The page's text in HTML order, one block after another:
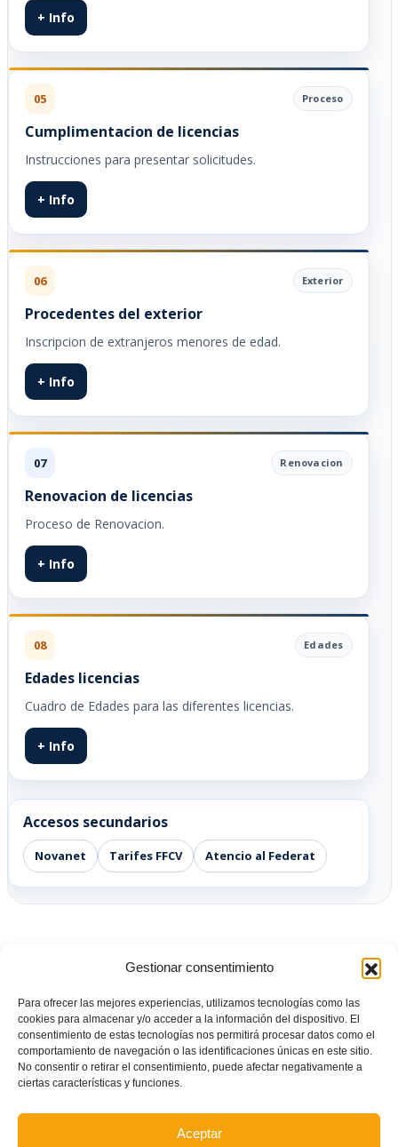
Gestionar consentimiento
Para ofrecer las mejores experiencias, utilizamos tecnologías como las
cookies para almacenar y/o acceder a la información del dispositivo. El
consentimiento de estas tecnologías nos permitirá procesar datos como el
comportamiento de navegación o las identificaciones únicas en este sitio.
No consentir o retirar el consentimiento, puede afectar negativamente a
ciertas características y funciones.
Aceptar
+ Info
05 Proceso
Cumplimentacion de licencias
Instrucciones para presentar solicitudes.
+ Info
06 Exterior
Procedentes del exterior
Inscripcion de extranjeros menores de edad.
+ Info
07 Renovacion
Renovacion de licencias
Proceso de Renovacion.
+ Info
08 Edades
Edades licencias
Cuadro de Edades para las diferentes licencias.
+ Info
Accesos secundarios
Novanet Tarifes FFCV Atencio al Federat